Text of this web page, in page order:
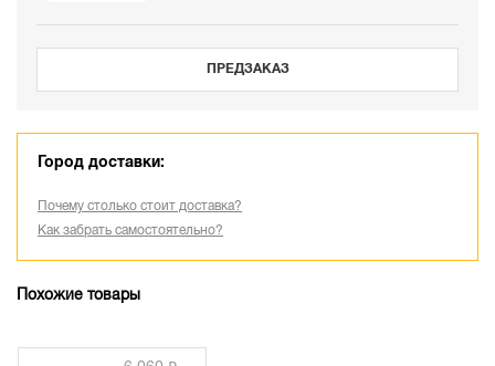
ПРЕДЗАКАЗ
Город доставки:
Почему столько стоит доставка?
Как забрать самостоятельно?
Похожие товары